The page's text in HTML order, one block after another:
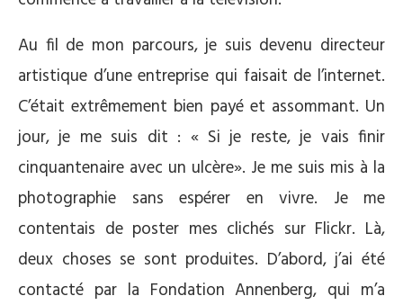
Au fil de mon parcours, je suis devenu directeur
artistique d’une entreprise qui faisait de l’internet.
C’était extrêmement bien payé et assommant. Un
jour, je me suis dit : « Si je reste, je vais finir
cinquantenaire avec un ulcère». Je me suis mis à la
photographie sans espérer en vivre. Je me
contentais de poster mes clichés sur Flickr. Là,
deux choses se sont produites. D’abord, j’ai été
contacté par la Fondation Annenberg, qui m’a